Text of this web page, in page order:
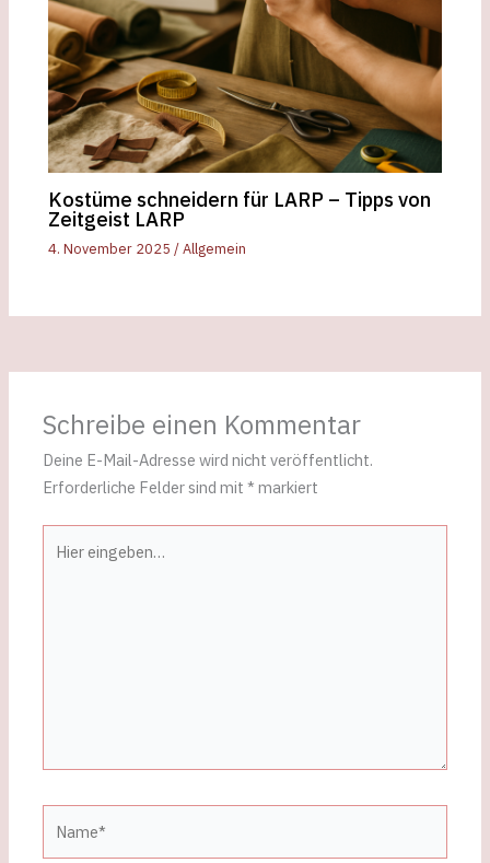
Kostüme schneidern für LARP – Tipps von
Zeitgeist LARP
4. November 2025/Allgemein
Schreibe einen Kommentar
Deine E-Mail-Adresse wird nicht veröffentlicht.
Erforderliche Felder sind mit* markiert
eingeben…